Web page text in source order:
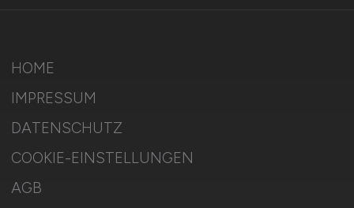
HOME
IMPRESSUM
DATENSCHUTZ
COOKIE-EINSTELLUNGEN
AGB